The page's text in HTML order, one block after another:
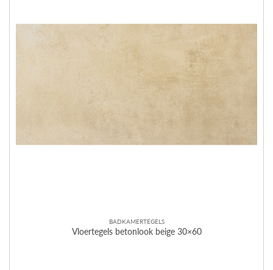
BADKAMERTEGELS
Vloertegels betonlook beige 30×60